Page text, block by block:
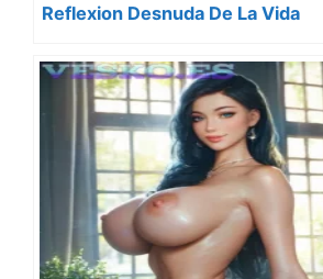
Reflexion Desnuda De La Vida